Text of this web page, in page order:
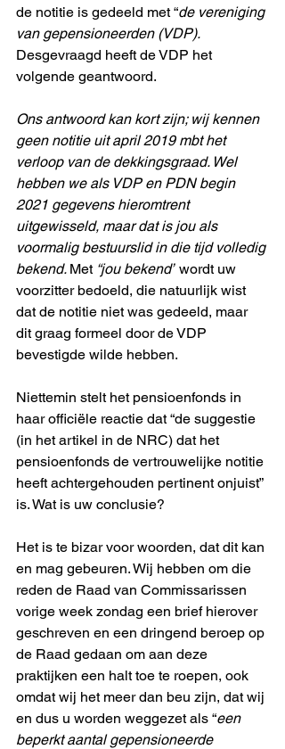
de notitie is gedeeld met “de vereniging
van gepensioneerden (VDP).
Desgevraagd heeft de VDP het
volgende geantwoord.
Ons antwoord kan kort zijn; wij kennen
geen notitie uit april 2019 mbt het
verloop van de dekkingsgraad. Wel
hebben we als VDP en PDN begin
2021 gegevens hieromtrent
uitgewisseld, maar dat is jou als
voormalig bestuurslid in die tijd volledig
bekend. Met “jou bekend” wordt uw
voorzitter bedoeld, die natuurlijk wist
dat de notitie niet was gedeeld, maar
dit graag formeel door de VDP
bevestigde wilde hebben.
Niettemin stelt het pensioenfonds in
haar officiële reactie dat “de suggestie
(in het artikel in de NRC) dat het
pensioenfonds de vertrouwelijke notitie
heeft achtergehouden pertinent onjuist”
is. Wat is uw conclusie?
Het is te bizar voor woorden, dat dit kan
en mag gebeuren. Wij hebben om die
reden de Raad van Commissarissen
vorige week zondag een brief hierover
geschreven en een dringend beroep op
de Raad gedaan om aan deze
praktijken een halt toe te roepen, ook
omdat wij het meer dan beu zijn, dat wij
en dus u worden weggezet als “een
beperkt aantal gepensioneerde